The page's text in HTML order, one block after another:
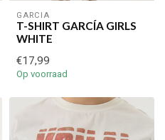
GARCIA
T-SHIRT GARCÍA GIRLS
WHITE
€17,99
Op voorraad